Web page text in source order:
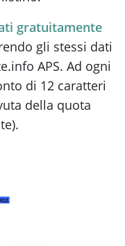
gratuitamente
gli stessi dati
APS. Ad ogni
di 12 caratteri
della quota